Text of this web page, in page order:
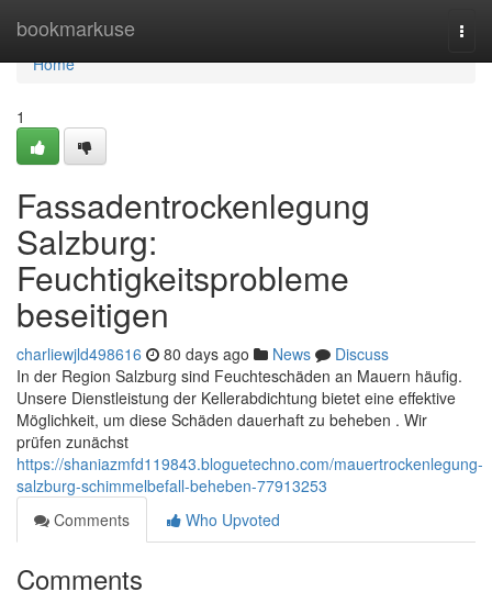
bookmarkuse
Home
Home
1
Fassadentrockenlegung
Salzburg:
Feuchtigkeitsprobleme
beseitigen
charliewjld498616 80 days ago News
Discuss
In der Region Salzburg sind Feuchteschäden an Mauern häufig.
Unsere Dienstleistung der Kellerabdichtung bietet eine effektive
Möglichkeit, um diese Schäden dauerhaft zu beheben . Wir
prüfen zunächst
https://shaniazmfd119843.bloguetechno.com/mauertrockenlegung-
salzburg-schimmelbefall-beheben-77913253
Comments
Who Upvoted
Comments